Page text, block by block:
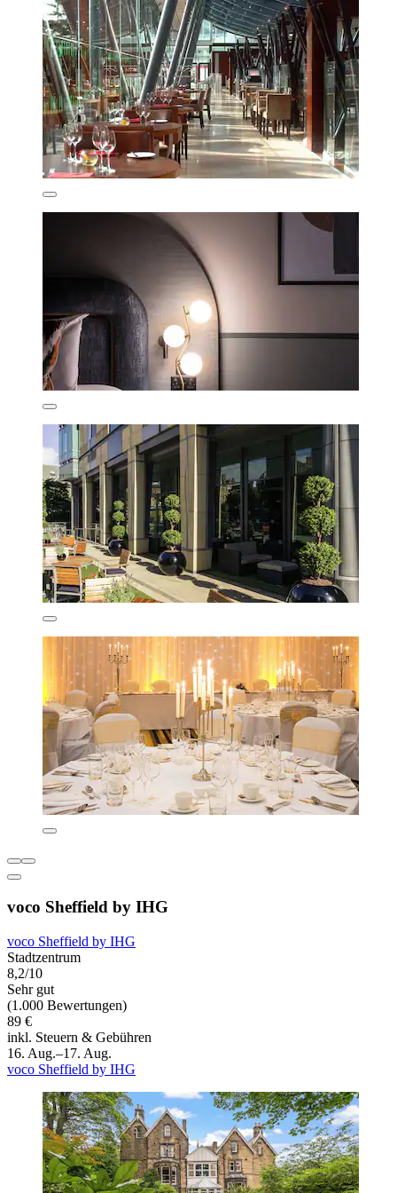
voco Sheffield by IHG
voco Sheffield by IHG
Stadtzentrum
8,2/10
Sehr gut
(1.000 Bewertungen)
89 €
inkl. Steuern & Gebühren
16. Aug.–17. Aug.
voco Sheffield by IHG